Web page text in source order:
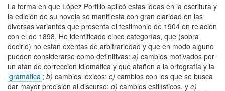
La forma en que López Portillo aplicó estas ideas en la escritura y
la edición de su novela se manifiesta con gran claridad en las
diversas variantes que presenta el testimonio de 1904 en relación
con el de 1898. He identificado cinco categorías, que (sobra
decirlo) no están exentas de arbitrariedad y que en modo alguno
pueden considerarse como definitivas: a) cambios motivados por
un afán de corrección idiomática y que atañen a la ortografía y la
gramática ; b) cambios léxicos; c) cambios con los que se busca
dar mayor precisión al discurso; d) cambios estilísticos, y e)